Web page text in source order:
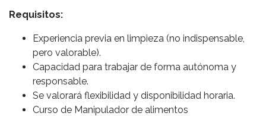
Requisitos:
Experiencia previa en limpieza (no indispensable,
pero valorable).
Capacidad para trabajar de forma autónoma y
responsable.
Se valorará flexibilidad y disponibilidad horaria.
Curso de Manipulador de alimentos